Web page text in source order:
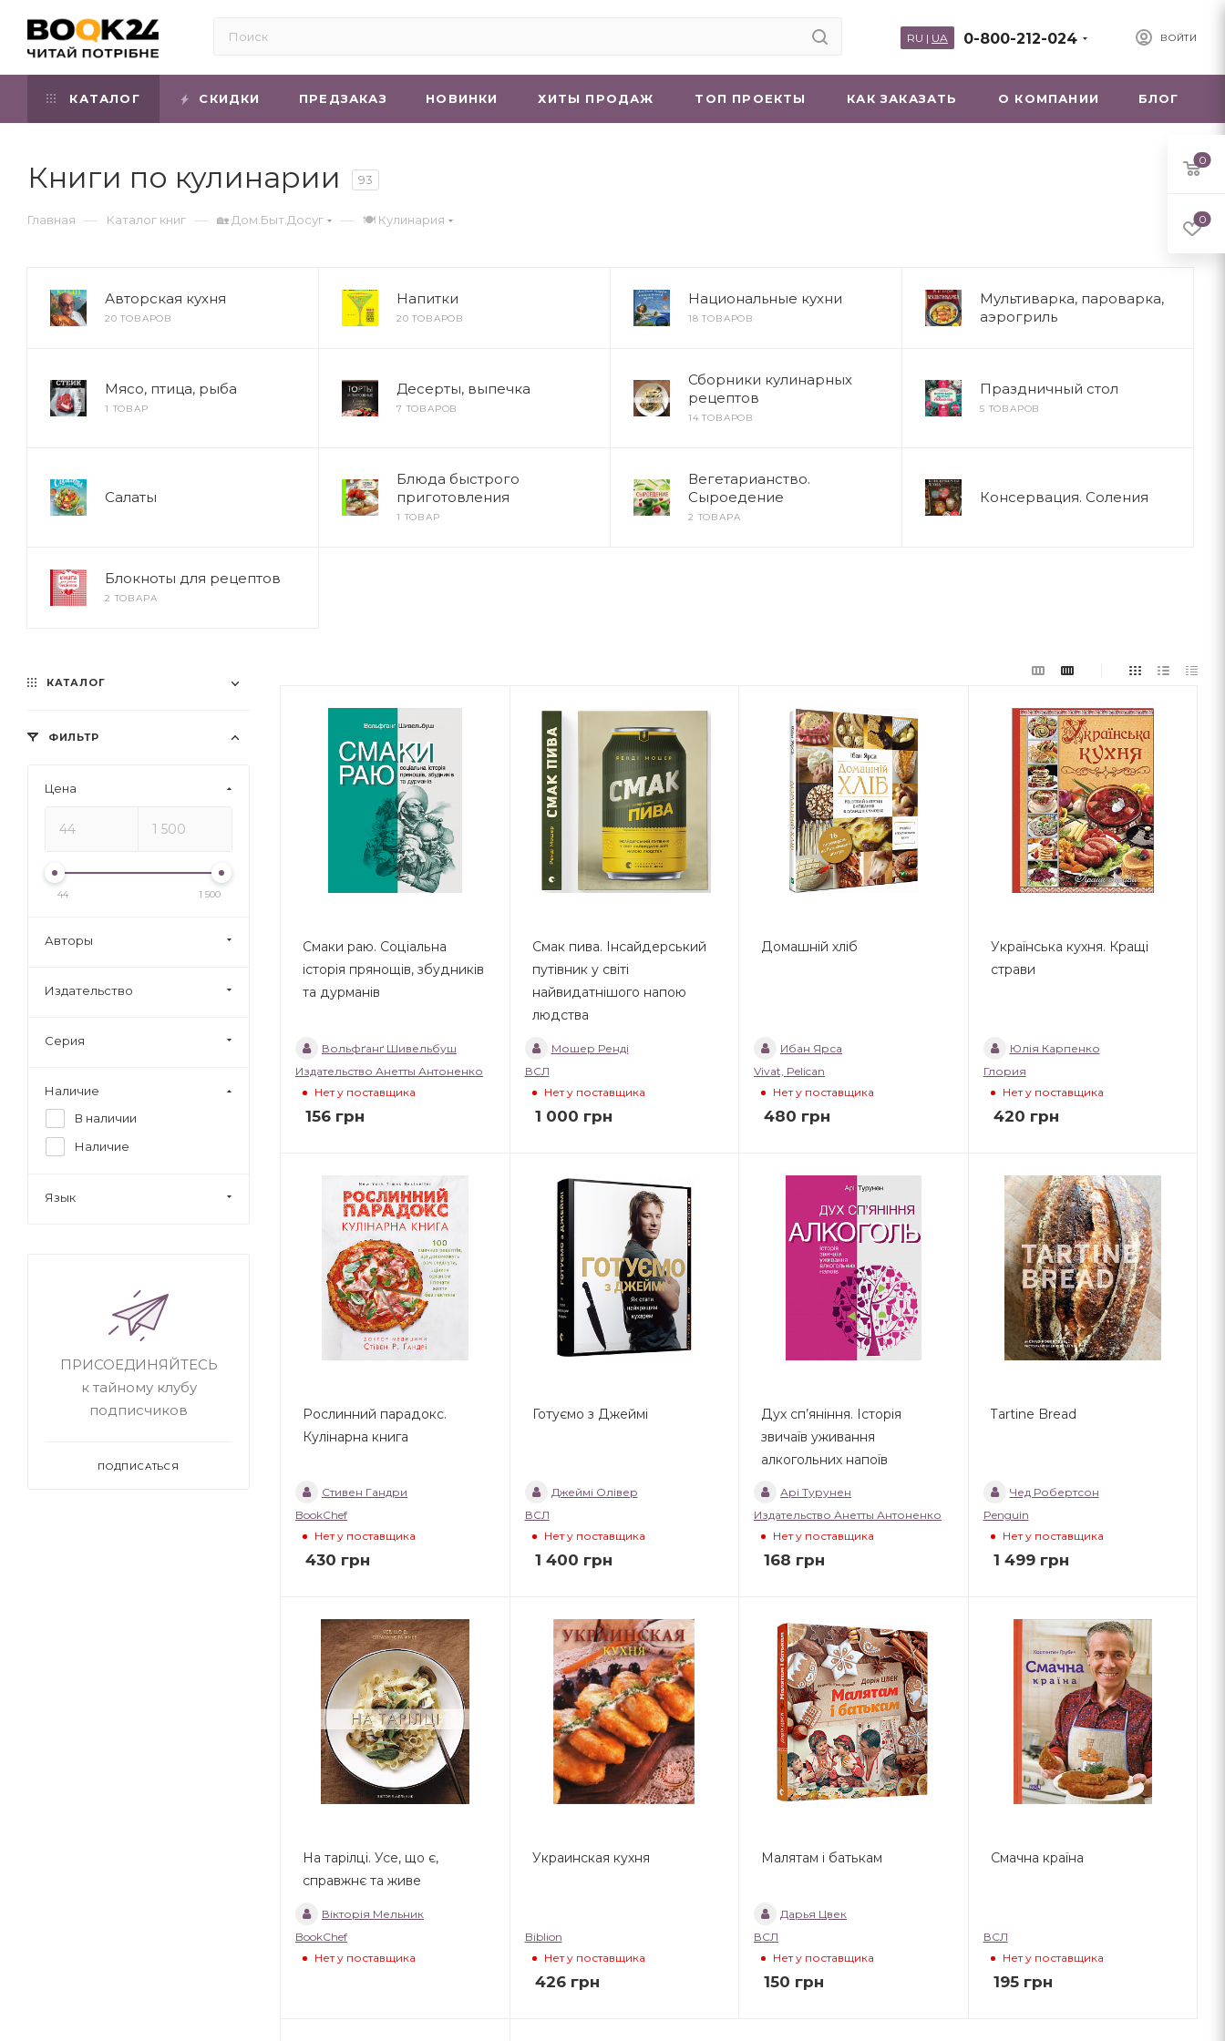
ВОЙТИ
0-800-212-024
RU | UA
КАТАЛОГ СКИДКИ ПРЕДЗАКАЗ НОВИНКИ ХИТЫ ПРОДАЖ ТОП ПРОЕКТЫ КАК ЗАКАЗАТЬ О КОМПАНИИ БЛОГ
Книги по кулинарии 93
Главная — Каталог книг — 🏡 Дом.Быт.Досуг — 🍽 Кулинария
Авторская кухня
20 ТОВАРОВ
Напитки
20 ТОВАРОВ
Национальные кухни
18 ТОВАРОВ
Мультиварка, пароварка,
аэрогриль
Мясо, птица, рыба
1 ТОВАР
Десерты, выпечка
7 ТОВАРОВ
Сборники кулинарных
рецептов
14 ТОВАРОВ
Праздничный стол
5 ТОВАРОВ
Салаты
Блюда быстрого
приготовления
1 ТОВАР
Вегетарианство.
Сыроедение
2 ТОВАРА
Консервация. Соления
Блокноты для рецептов
2 ТОВАРА
Смаки раю. Соціальна
історія прянощів, збудників
та дурманів
Вольфґанґ Шивельбуш
Издательство Анетты Антоненко
Нет у поставщика
156 грн
Смак пива. Інсайдерський
путівник у світі
найвидатнішого напою
людства
Мошер Ренді
ВСЛ
Нет у поставщика
1 000 грн
Домашній хліб
Ибан Ярса
Vivat, Pelican
Нет у поставщика
480 грн
Українська кухня. Кращі
страви
Юлія Карпенко
Глория
Нет у поставщика
420 грн
Рослинний парадокс.
Кулінарна книга
Стивен Гандри
BookChef
Нет у поставщика
430 грн
Готуємо з Джеймі
Джеймі Олівер
ВСЛ
Нет у поставщика
1 400 грн
Дух сп’яніння. Історія
звичаїв уживання
алкогольних напоїв
Арі Турунен
Издательство Анетты Антоненко
Нет у поставщика
168 грн
Tartine Bread
Чед Робертсон
Penguin
Нет у поставщика
1 499грн
На тарілці. Усе, що є,
справжнє та живе
Вікторія Мельник
BookChef
Нет у поставщика
Украинская кухня
Biblion
Нет у поставщика
426грн
Малятам і батькам
Дарья Цвек
ВСЛ
Нет у поставщика
150 грн
Смачна країна
ВСЛ
Нет у поставщика
195грн
КАТАЛОГ
ФИЛЬТР
Цена
44 1 500
Авторы
Издательство
Серия
Наличие
В наличии
Наличие
Язык
ПРИСОЕДИНЯЙТЕСЬ
к тайному клубу
подписчиков
ПОДПИСАТЬСЯ
0
0